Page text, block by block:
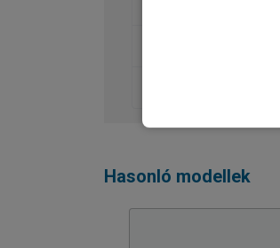
Audió,
Hasonló modellek